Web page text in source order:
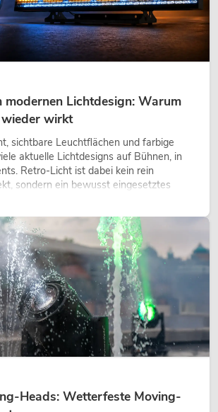
modernen Lichtdesign: Warum
wirkt
sichtbare Leuchtflächen und farbige
aktuelle Lichtdesigns auf Bühnen, in
Retro-Licht ist dabei kein rein
sondern ein bewusst eingesetztes
schafft Atmosphäre, gibt Szenen
Heads: Wetterfeste Moving-